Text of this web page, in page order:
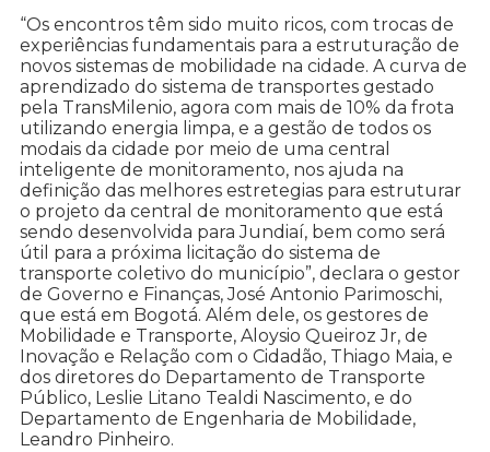
“Os encontros têm sido muito ricos, com trocas de
experiências fundamentais para a estruturação de
novos sistemas de mobilidade na cidade. A curva de
aprendizado do sistema de transportes gestado
pela TransMilenio, agora com mais de 10% da frota
utilizando energia limpa, e a gestão de todos os
modais da cidade por meio de uma central
inteligente de monitoramento, nos ajuda na
definição das melhores estretegias para estruturar
o projeto da central de monitoramento que está
sendo desenvolvida para Jundiaí, bem como será
útil para a próxima licitação do sistema de
transporte coletivo do município”, declara o gestor
de Governo e Finanças, José Antonio Parimoschi,
que está em Bogotá. Além dele, os gestores de
Mobilidade e Transporte, Aloysio Queiroz Jr, de
Inovação e Relação com o Cidadão, Thiago Maia, e
dos diretores do Departamento de Transporte
Público, Leslie Litano Tealdi Nascimento, e do
Departamento de Engenharia de Mobilidade,
Leandro Pinheiro.